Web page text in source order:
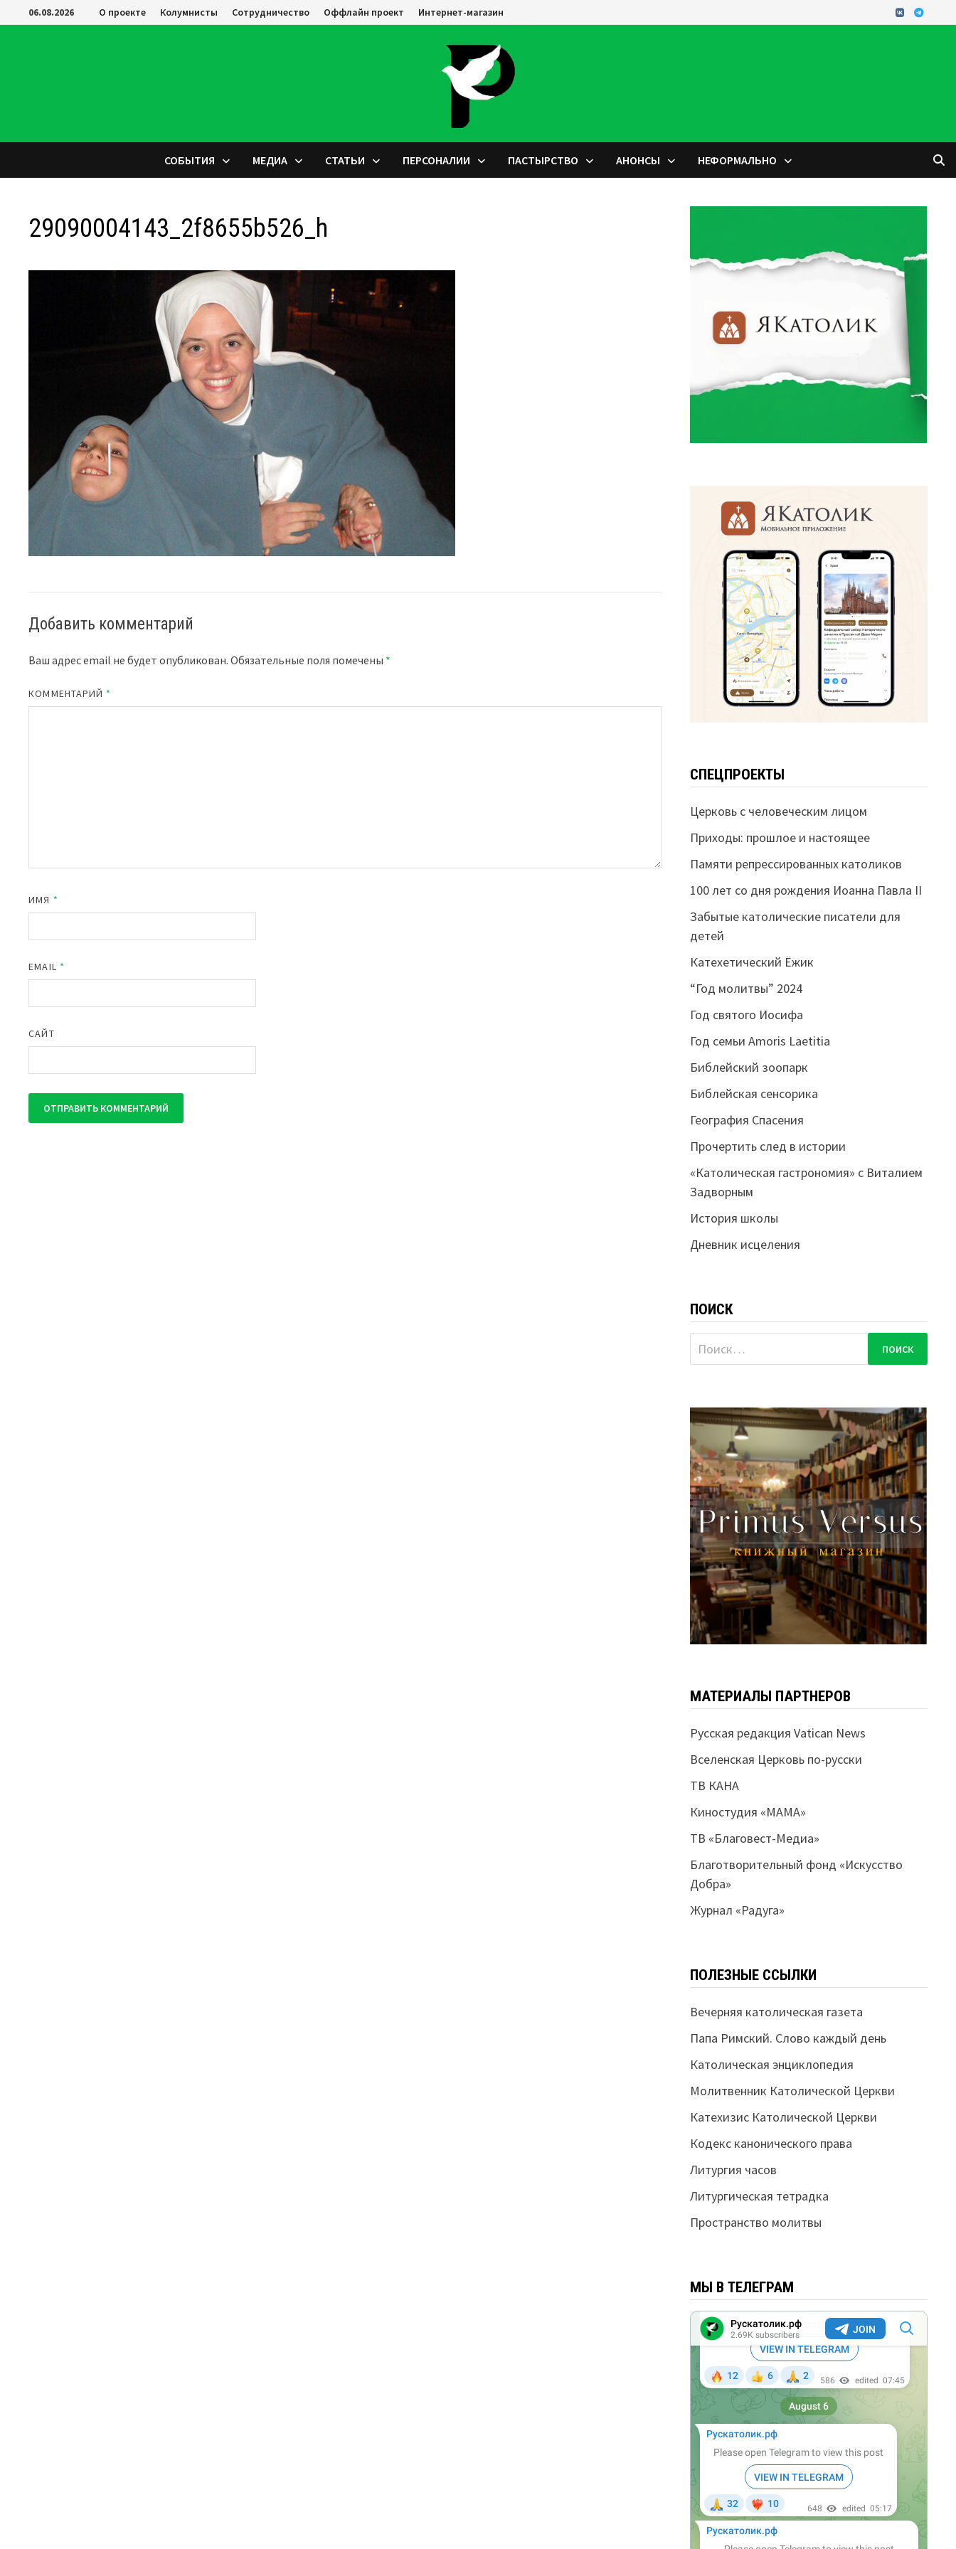
Перейти
к
06.08.2026 О проекте Колумнисты Сотрудничество Оффлайн проект Интернет-магазин
СОБЫТИЯ МЕДИА СТАТЬИ ПЕРСОНАЛИИ ПАСТЫРСТВО АНОНСЫ НЕФОРМАЛЬНО
29090004143_2f8655b526_h
Добавить комментарий
Ваш адрес email не будет опубликован. Обязательные поля помечены *
КОММЕНТАРИЙ *
ИМЯ *
EMAIL *
САЙТ
СПЕЦПРОЕКТЫ
Церковь с человеческим лицом
Приходы: прошлое и настоящее
Памяти репрессированных католиков
100 лет со дня рождения Иоанна Павла II
Забытые католические писатели для
детей
Катехетический Ёжик
“Год молитвы” 2024
Год святого Иосифа
Год семьи Amoris Laetitia
Библейский зоопарк
Библейская сенсорика
География Спасения
Прочертить след в истории
«Католическая гастрономия» с Виталием
Задворным
История школы
Дневник исцеления
ПОИСК
Найти:
МАТЕРИАЛЫ ПАРТНЕРОВ
Русская редакция Vatican News
Вселенская Церковь по-русски
ТВ КАНА
Киностудия «МАМА»
ТВ «Благовест-Медиа»
Благотворительный фонд «Искусство
Добра»
Журнал «Радуга»
ПОЛЕЗНЫЕ ССЫЛКИ
Вечерняя католическая газета
Папа Римский. Слово каждый день
Католическая энциклопедия
Молитвенник Католической Церкви
Катехизис Католической Церкви
Кодекс канонического права
Литургия часов
Литургическая тетрадка
Пространство молитвы
МЫ В ТЕЛЕГРАМ